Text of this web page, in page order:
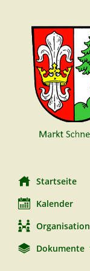
Startseite
Kalender
Organisation
Dokumente